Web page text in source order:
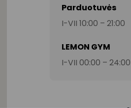
Parduotuvės
I-VII 10:00 – 21:00
LEMON GYM
I-VII 00:00 – 24:00